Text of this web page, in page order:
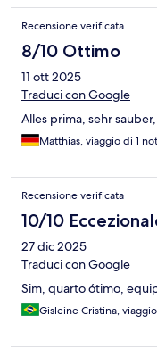
Recensione verificata
8/10 Ottimo
11 ott 2025
Traduci con Google
Alles prima, sehr
Matthias, viaggio di 1
Recensione verificata
10/10
27 dic 2025
Traduci con Google
Sim, quarto ótimo,
Gisleine Cristina,